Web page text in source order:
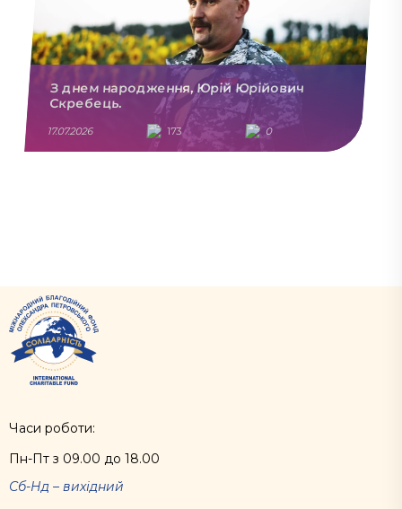
З днем народження, Юрій Юрійович
Скребець.
17.07.2026 173 0
Часи роботи:
Пн-Пт з 09.00 до 18.00
Сб-Нд – вихідний